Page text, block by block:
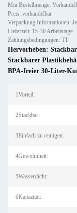
Min Bestellmenge:
Preis: verhandelbar
Verpackung Informationen:
Lieferzeit: 15-30 Arbeitstage
Zahlungsbedingungen: TT
Hervorheben:
Stackbarer
BPA-freier 30-Liter-
1Vorteil:
2Stackbar:
3Einfach zu reinigen:
4Gewohnheit:
5Wasserdicht:
6Kapazität: